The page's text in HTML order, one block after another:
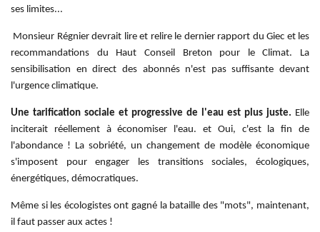
ses limites...
Monsieur Régnier devrait lire et relire le dernier rapport du Giec et les
recommandations du Haut Conseil Breton pour le Climat. La
sensibilisation en direct des abonnés n'est pas suffisante devant
l'urgence climatique.
Une tarification sociale et progressive de l'eau est plus juste. Elle
inciterait réellement à économiser l'eau. et Oui, c'est la fin de
l'abondance ! La sobriété, un changement de modèle économique
s'imposent pour engager les transitions sociales, écologiques,
énergétiques, démocratiques.
Même si les écologistes ont gagné la bataille des "mots", maintenant,
il faut passer aux actes !